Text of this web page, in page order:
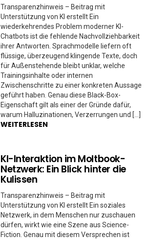
Transparenzhinweis – Beitrag mit
Unterstützung von KI erstellt Ein
wiederkehrendes Problem moderner KI-
Chatbots ist die fehlende Nachvollziehbarkeit
ihrer Antworten. Sprachmodelle liefern oft
flüssige, überzeugend klingende Texte, doch
für Außenstehende bleibt unklar, welche
Trainingsinhalte oder internen
Zwischenschritte zu einer konkreten Aussage
geführt haben. Genau diese Black-Box-
Eigenschaft gilt als einer der Gründe dafür,
warum Halluzinationen, Verzerrungen und […]
WEITERLESEN
KI-Interaktion im Moltbook-
Netzwerk: Ein Blick hinter die
Kulissen
Transparenzhinweis – Beitrag mit
Unterstützung von KI erstellt Ein soziales
Netzwerk, in dem Menschen nur zuschauen
dürfen, wirkt wie eine Szene aus Science-
Fiction. Genau mit diesem Versprechen ist